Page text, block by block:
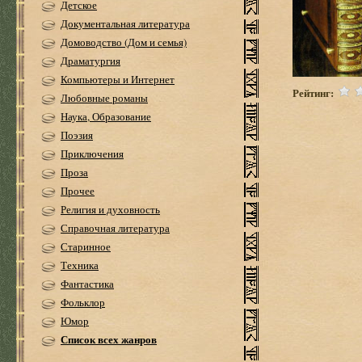
Детское
Документальная литература
Домоводство (Дом и семья)
Драматургия
Компьютеры и Интернет
Любовные романы
Наука, Образование
Поэзия
Приключения
Проза
Прочее
Религия и духовность
Справочная литература
Старинное
Техника
Фантастика
Фольклор
Юмор
Список всех жанров
Рейтинг: